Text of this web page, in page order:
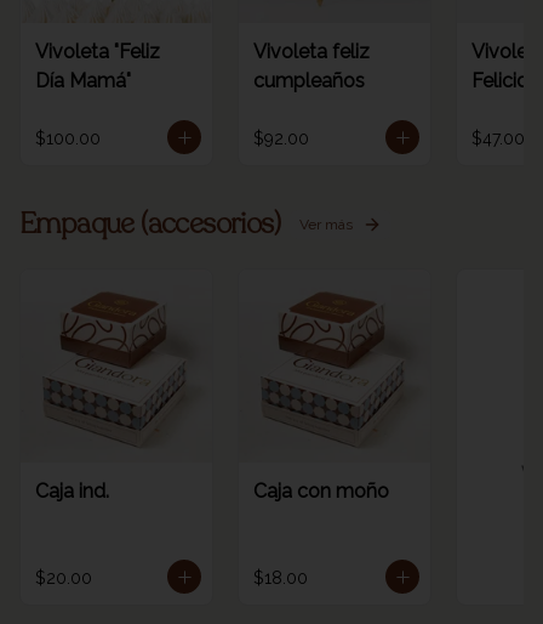
Vivoleta "Feliz
Día Mamá"
$100.00
Vivoleta feliz
cumpleaños
$92.00 $47.00
Empaque (accesorios) Ver más
Caja ind.
$20.00
Caja con moño
$18.00